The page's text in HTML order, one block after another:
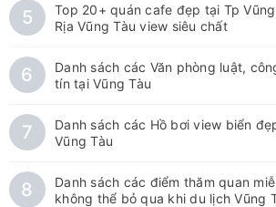
5
Top 20+ quán cafe đẹp tại Tp Vũng
Rịa Vũng Tàu view siêu chất
6
Danh sách các Văn phòng luật,
tín tại Vũng Tàu
7
Danh sách các Hồ bơi view biển
Vũng Tàu
8
Danh sách các điểm thăm quan
không thể bỏ qua khi du lịch Vũng